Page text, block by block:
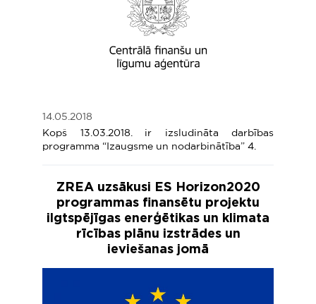
14.05.2018
Kopš 13.03.2018. ir izsludināta darbības
programma “Izaugsme un nodarbinātība” 4.
ZREA uzsākusi ES Horizon2020
programmas finansētu projektu
ilgtspējīgas enerģētikas un klimata
rīcības plānu izstrādes un
ieviešanas jomā